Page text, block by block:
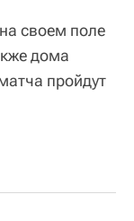
своем поле
дома
пройдут